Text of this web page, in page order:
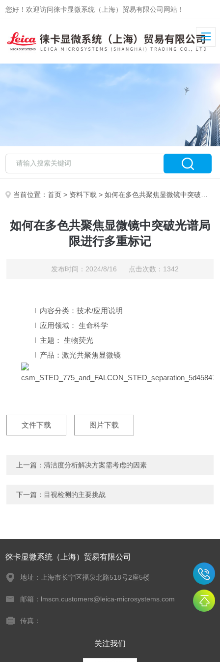
您好！欢迎访问徕卡显微系统（上海）贸易有限公司网站！
当前位置：首页 > 资料下载 > 如何在多色共聚焦显微镜中突破光谱局限进行多重标记
如何在多色共聚焦显微镜中突破光谱局
限进行多重标记
发布时间：2024/8/16 点击次数：1342
l 内容分类：技术/应用说明
l 应用领域： 生命科学
l 主题： 生物荧光
l 产品：激光共聚焦显微镜
文件下载 图片下载
上一篇：清洁度分析解决方案需考虑的因素
下一篇： 目视检测的主要挑战
徕卡显微系统（上海）贸易有限公司
地址：上海市长宁区福泉北路518号2座5楼
邮箱：lmscn.customers@leica-microsystems.com
传真：
关注我们